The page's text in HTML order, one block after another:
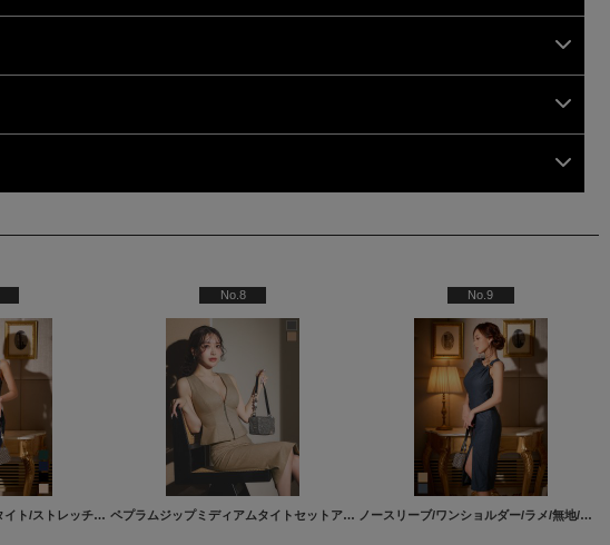
[ 5814YNdzwFV-260626-1 ]
[ J-960IM-260515-1][5794YNdzwvFV-260121-1]
アシメショルダー/ラメ/タイト/ストレッチ/ミディアムドレス/キャバドレス【XS-Mサイズ/4カラー】[OF03] 【IM】 [J-960IM-260515-2
No.8
ペプラムジップミディアムタイトセットアップドレス/キャバドレス【S-Lサイズ/2カラー】[OF03]【IM】dzqozFV
No.9
ノースリーブ/ワンショルダー/ラメ/無地/タイト/スリット/ミディアムドレス/キャバドレス【XS-Mサイズ/2カラー】[OF03]【YN】dzwvFV